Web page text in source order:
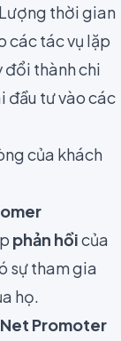
Lượng thời gian
các tác vụ lặp
đổi thành chi
đầu tư vào các
của khách
phản hồicủa
sự tham gia
họ.
Promoter